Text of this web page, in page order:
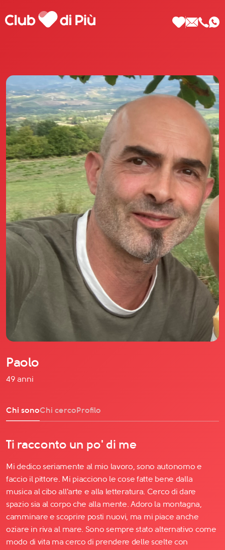
Scopri Club di Più
Le testimonianze Club di Più
La fondatrice Valeria Pilla
Annunci Donne
Agenzia matrimoniale Club di Più
Love Notebook
Il libro Donna di Cuori
Quanto costa Club di Più
Love Academy
Domande Frequenti
Impegno Sociale
Le nostre sedi
Facebook
YouTube
Instagram
TikTok
Paolo
49 anni
Chi sonoChi cercoProfilo
Ti racconto un po' di me
Mi dedico seriamente al mio lavoro, sono autonomo e
faccio il pittore. Mi piacciono le cose fatte bene dalla
musica al cibo all'arte e alla letteratura. Cerco di dare
spazio sia al corpo che alla mente. Adoro la montagna,
camminare e scoprire posti nuovi, ma mi piace anche
oziare in riva al mare. Sono sempre stato alternativo come
modo di vita ma cerco di prendere delle scelte con